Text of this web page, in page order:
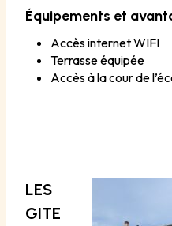
Équipements et
Accès internet WIFI
Terrasse équipée
Accès à la cour de
LES
GITE